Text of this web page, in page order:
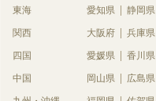
東海 愛知県 静岡県
関西 大阪府 兵庫県
四国 愛媛県 香川県
中国 岡山県 広島県